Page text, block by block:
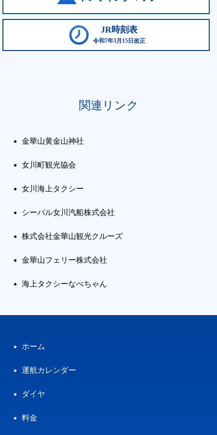
JR時刻表
令和7年3月15日改正
関連リンク
金華山黄金山神社
女川町観光協会
女川海上タクシー
シーパル女川汽船株式会社
株式会社金華山観光クルーズ
金華山フェリー株式会社
海上タクシーなべちゃん
ホーム
運航カレンダー
ダイヤ
料金